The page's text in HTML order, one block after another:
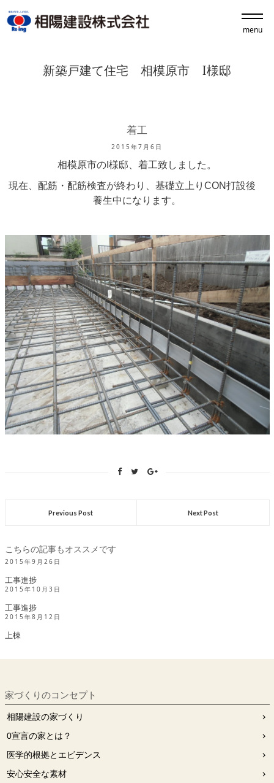
menu
新築戸建て住宅 相模原市 I様邸
着工
2015年7月6日
相模原市のI様邸、着工致しました。
現在、配筋・配筋検査が終わり、基礎立上りCON打設後
養生中になります。
Previous Post Next Post
こちらの記事もオススメです
2015年9月26日
工事進捗
2015年10月3日
工事進捗
2015年8月12日
上棟
家づくりのコンセプト
相陽建設の家づくり
0宣⾔の家とは？
医学的根拠とエビデンス
安⼼安全な素材